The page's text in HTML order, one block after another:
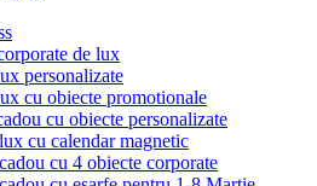
de lux
personalizate
cu obiecte promotionale
cu obiecte personalizate
cu calendar magnetic
cu 4 obiecte corporate